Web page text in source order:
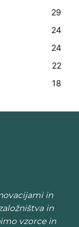
29
24
24
22
18
in
in
vzorce in